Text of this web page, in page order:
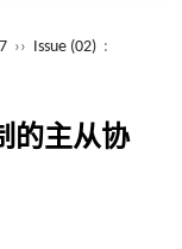
›› Issue (02) :
的主从协